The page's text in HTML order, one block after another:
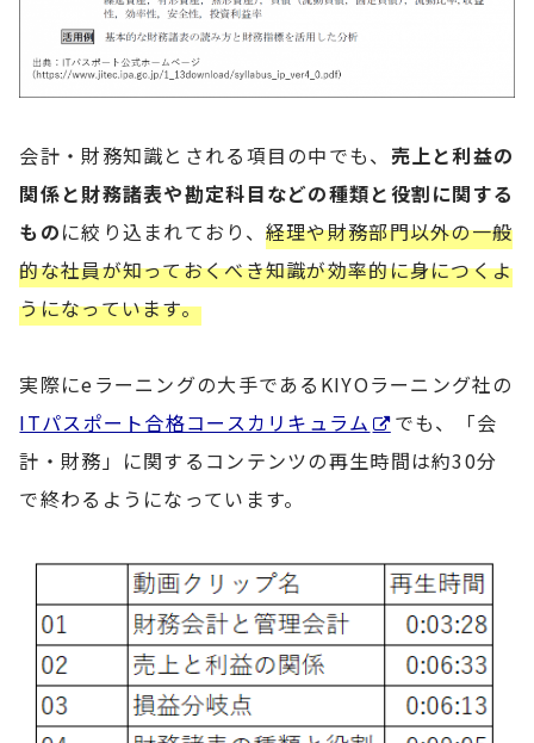
会計・財務知識とされる項目の中でも、 売上と利益の
関係と財務諸表や勘定科目などの種類と役割に関する
ものに絞り込まれており、 経理や財務部門以外の一般
的な社員が知っておくべき知識が効率的に身につくよ
うになっています。
実際にeラーニングの大手であるKIYOラーニング社の
ITパスポート合格コースカリキュラム
でも、「会
計・財務」に関するコンテンツの再生時間は約30分
で終わるようになっています。